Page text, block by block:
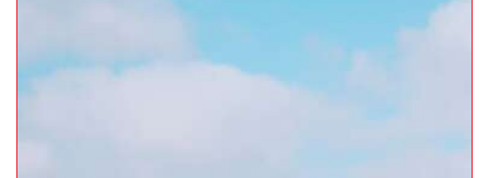
Ove greške uništavaju kupaći kostim: